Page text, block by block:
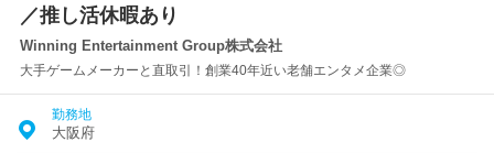
／推し活休暇あり
Winning Entertainment Group株式会社
大手ゲームメーカーと直取引！創業40年近い老舗エンタメ企業◎
勤務地
大阪府